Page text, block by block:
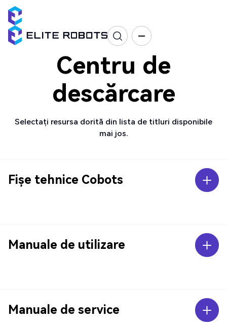
Centru de
descărcare
Selectați resursa dorită din lista de titluri disponibile
mai jos.
Fișe tehnice Cobots
Manuale de utilizare
Manuale de service